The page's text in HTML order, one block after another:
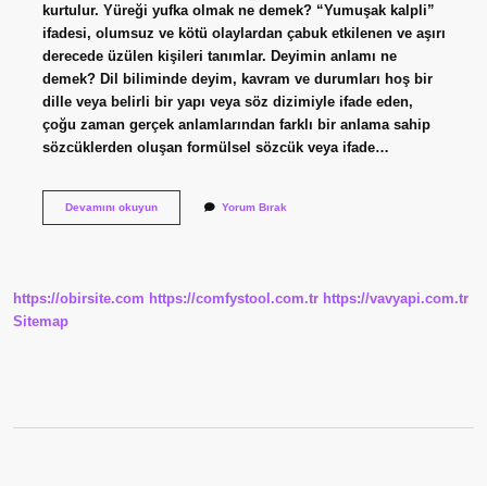
kurtulur. Yüreği yufka olmak ne demek? “Yumuşak kalpli”
ifadesi, olumsuz ve kötü olaylardan çabuk etkilenen ve aşırı
derecede üzülen kişileri tanımlar. Deyimin anlamı ne
demek? Dil biliminde deyim, kavram ve durumları hoş bir
dille veya belirli bir yapı veya söz dizimiyle ifade eden,
çoğu zaman gerçek anlamlarından farklı bir anlama sahip
sözcüklerden oluşan formülsel sözcük veya ifade…
Devamını okuyunYüreği
Yorum Bırak
https://obirsite.com https://comfystool.com.tr https://vavyapi.com.tr
Sitemap